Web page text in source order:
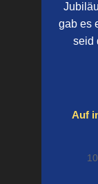
gab es
seid
Auf